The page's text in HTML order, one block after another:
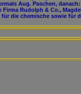
Aug. Paschen, danach:
Firma Rudolph & Co.,
die chemische sowie für